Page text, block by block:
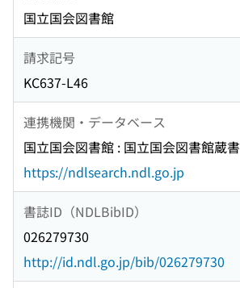
国立国会図書館
請求記号
KC637-L46
連携機関・データベース
国立国会図書館 : 国立国会図書館蔵書
https://ndlsearch.ndl.go.jp
書誌ID（NDLBibID）
026279730
http://id.ndl.go.jp/bib/026279730